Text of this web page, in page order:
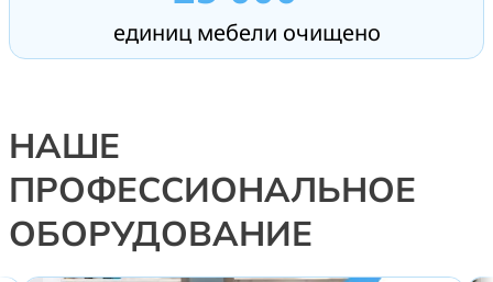
единиц мебели очищено
НАШЕ
ПРОФЕССИОНАЛЬНОЕ
ОБОРУДОВАНИЕ